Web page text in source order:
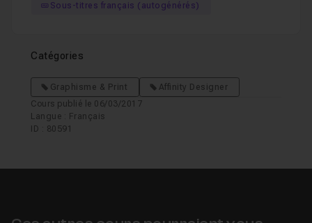
Sous-titres français (autogénérés)
Catégories
Graphisme & Print
Affinity Designer
Cours publié le 06/03/2017
Langue : Français
ID : 80591